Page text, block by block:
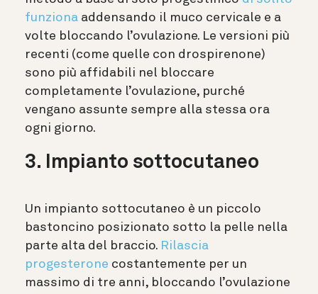
funziona addensando il muco cervicale e a
volte bloccando l’ovulazione. Le versioni più
recenti (come quelle con drospirenone)
sono più affidabili nel bloccare
completamente l’ovulazione, purché
vengano assunte sempre alla stessa ora
ogni giorno.
3. Impianto sottocutaneo
Un impianto sottocutaneo è un piccolo
bastoncino posizionato sotto la pelle nella
parte alta del braccio. Rilascia
progesterone costantemente per un
massimo di tre anni, bloccando l’ovulazione